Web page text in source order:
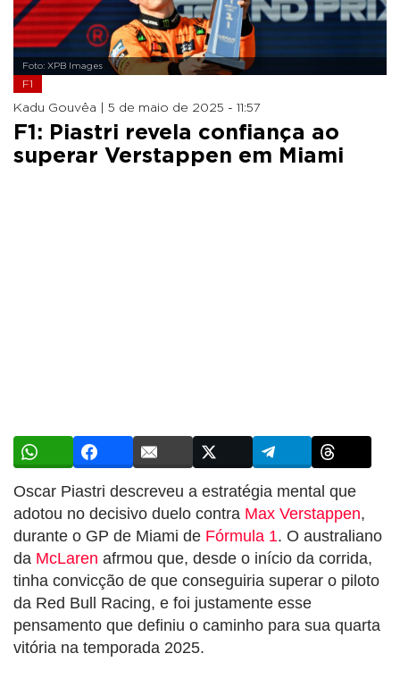
Foto: XPB Images
F1
Kadu Gouvêa | 5 de maio de 2025 - 11:57
F1: Piastri revela confiança ao
superar Verstappen em Miami
Oscar Piastri descreveu a estratégia mental que
adotou no decisivo duelo contra Max Verstappen,
durante o GP de Miami de Fórmula 1. O australiano
da McLaren afrmou que, desde o início da corrida,
tinha convicção de que conseguiria superar o piloto
da Red Bull Racing, e foi justamente esse
pensamento que definiu o caminho para sua quarta
vitória na temporada 2025.